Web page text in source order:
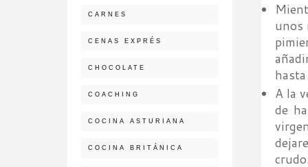
unos
A la
de
CARNES
CENAS EXPRÉS
CHOCOLATE
COACHING
COCINA ASTURIANA
COCINA BRITÁNICA